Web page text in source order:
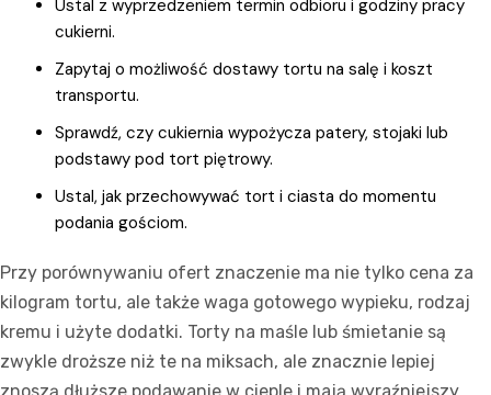
Ustal z wyprzedzeniem termin odbioru i godziny pracy
cukierni.
Zapytaj o możliwość dostawy tortu na salę i koszt
transportu.
Sprawdź, czy cukiernia wypożycza patery, stojaki lub
podstawy pod tort piętrowy.
Ustal, jak przechowywać tort i ciasta do momentu
podania gościom.
Przy porównywaniu ofert znaczenie ma nie tylko cena za
kilogram tortu, ale także waga gotowego wypieku, rodzaj
kremu i użyte dodatki. Torty na maśle lub śmietanie są
zwykle droższe niż te na miksach, ale znacznie lepiej
znoszą dłuższe podawanie w cieple i mają wyraźniejszy